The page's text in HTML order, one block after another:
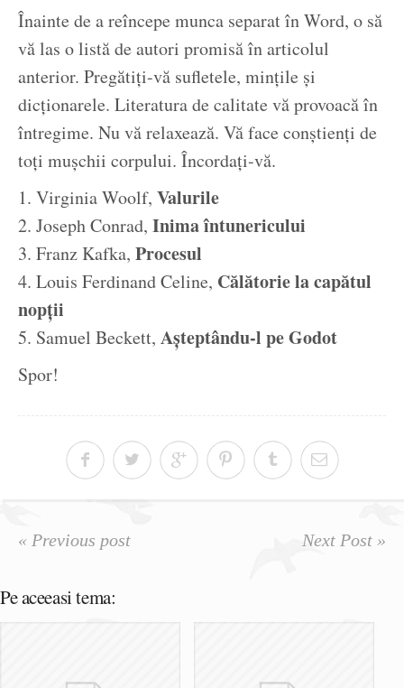
Înainte de a reîncepe munca separat în Word, o să
vă las o listă de autori promisă în articolul
anterior. Pregătiți-vă sufletele, mințile și
dicționarele. Literatura de calitate vă provoacă în
întregime. Nu vă relaxează. Vă face conștienți de
toți mușchii corpului. Încordați-vă.
1. Virginia Woolf, Valurile
2. Joseph Conrad, Inima întunericului
3. Franz Kafka, Procesul
4. Louis Ferdinand Celine, Călătorie la capătul
nopții
5. Samuel Beckett, Așteptându-l pe Godot
Spor!
« Previous post Next Post »
Pe aceeasi tema: